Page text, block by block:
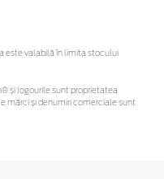
este valabilă în limita stocului
și logourile sunt proprietatea
mărci și denumiri comerciale sunt